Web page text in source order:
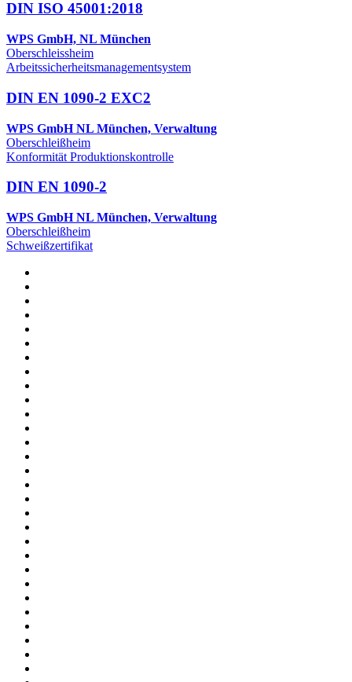
DIN ISO 45001:2018
WPS GmbH, NL München
Oberschleissheim
Arbeitssicherheitsmanagementsystem
DIN EN 1090-2 EXC2
WPS GmbH NL München, Verwaltung
Oberschleißheim
Konformität Produktionskontrolle
DIN EN 1090-2
WPS GmbH NL München, Verwaltung
Oberschleißheim
Schweißzertifikat